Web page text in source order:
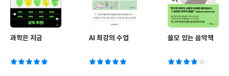
과학은 지금 AI 최강의 수업 쓸모 있는 음악책